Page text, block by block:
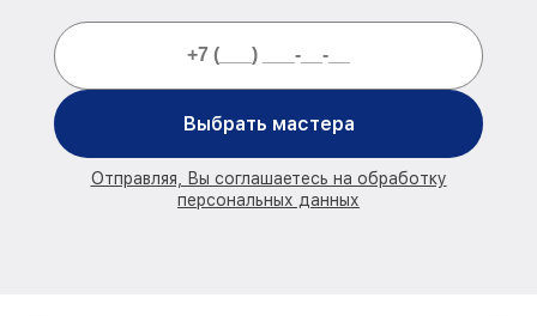
Выбрать мастера
Отправляя, Вы соглашаетесь на обработку
персональных данных